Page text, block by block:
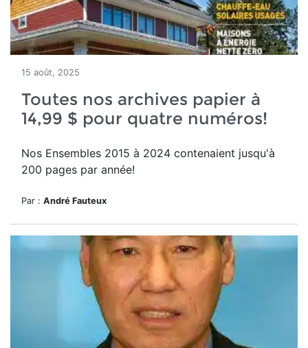
15 août, 2025
Toutes nos archives papier à
14,99 $ pour quatre numéros!
Nos Ensembles 2015 à 2024 contenaient jusqu'à
200 pages par année!
Par : André Fauteux